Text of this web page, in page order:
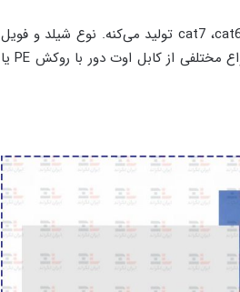
و cat7 ،cat6a ،cat6 تولید می‌کنه. نوع شیلد و فویل
این کابل‌ها به‌صورت UTP، SFTP و… است. نگزنس هم مثل لگراند انواع مختلفی از کابل اوت دور با روکش PE یا